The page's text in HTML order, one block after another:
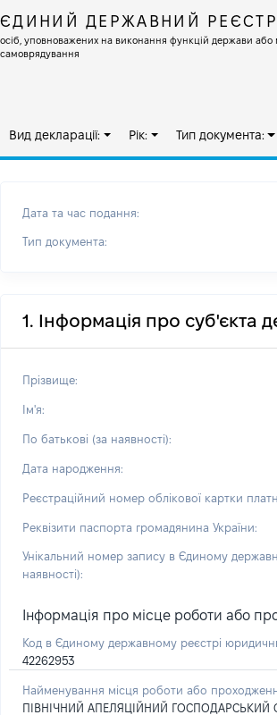
ЄДИНИЙ ДЕРЖАВНИЙ РЕЄСТР
осіб, уповноважених на виконання функцій держави або
самоврядування
Вид декларації: Рік: Тип документа:
Дата та час подання:
Тип документа:
1. Інформація про суб'єкта
Прізвище:
Ім'я:
По батькові (за наявності):
Дата народження:
Реєстраційний номер облікової картки
Реквізити паспорта громадянина України:
Унікальний номер запису в Єдиному
наявності):
Інформація про місце роботи або
Код в Єдиному державному реєстрі
42262953
Найменування місця роботи або
ПІВНІЧНИЙ АПЕЛЯЦІЙНИЙ ГОСПОДАРСЬКИЙ